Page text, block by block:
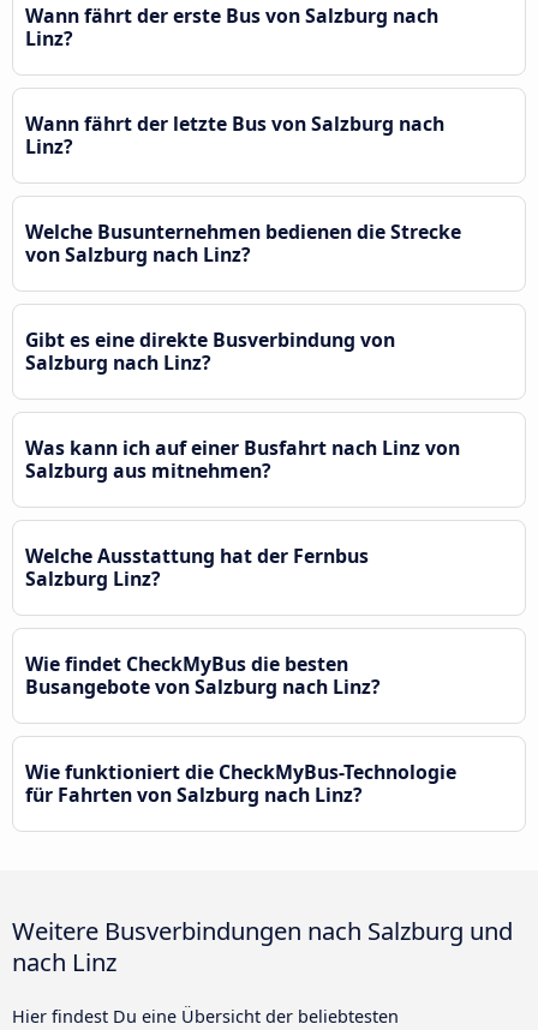
Wann fährt der erste Bus von Salzburg nach
Linz?
Wann fährt der letzte Bus von Salzburg nach
Linz?
Welche Busunternehmen bedienen die Strecke
von Salzburg nach Linz?
Gibt es eine direkte Busverbindung von
Salzburg nach Linz?
Was kann ich auf einer Busfahrt nach Linz von
Salzburg aus mitnehmen?
Welche Ausstattung hat der Fernbus
Salzburg Linz?
Wie findet CheckMyBus die besten
Busangebote von Salzburg nach Linz?
Wie funktioniert die CheckMyBus-Technologie
für Fahrten von Salzburg nach Linz?
Weitere Busverbindungen nach Salzburg und
nach Linz
Hier findest Du eine Übersicht der beliebtesten